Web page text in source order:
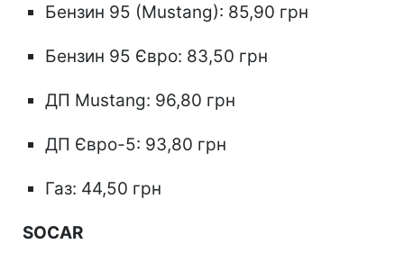
Бензин 95 (Mustang): 85,90 грн
Бензин 95 Євро: 83,50 грн
ДП Mustang: 96,80 грн
ДП Євро-5: 93,80 грн
Газ: 44,50 грн
SOCAR